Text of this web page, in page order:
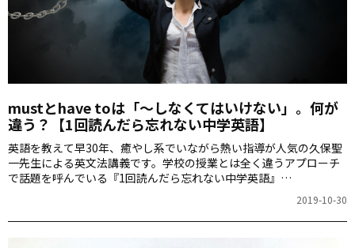
mustとhave toは「～しなくてはいけない」。何が
違う？【1回読んだら忘れない中学英語】
英語を教えて早30年、癒やし系でいながら熱い指導が人気の久保聖
一先生による英文法講義です。学校の授業とは全く違うアプローチ
で話題を呼んでいる『1回読んだら忘れない中学英語』
（KADOKAWA）のエッセンスをぎゅっと詰め込んだ連載。今回は、
I’llとI’m going to、canとbe able toの違いにクローズアップしま
す。
2019-10-30